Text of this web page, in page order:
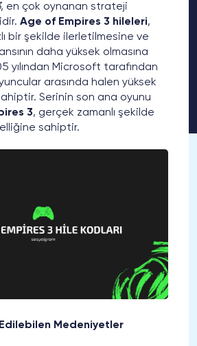
, en çok oynanan strateji
Age of Empires 3 hileleri,
bir şekilde ilerletilmesine ve
daha yüksek olmasına
yılından Microsoft tarafından
arasında halen yüksek
Serinin son ana oyunu
3, gerçek zamanlı şekilde
sahiptir.
Medeniyetler